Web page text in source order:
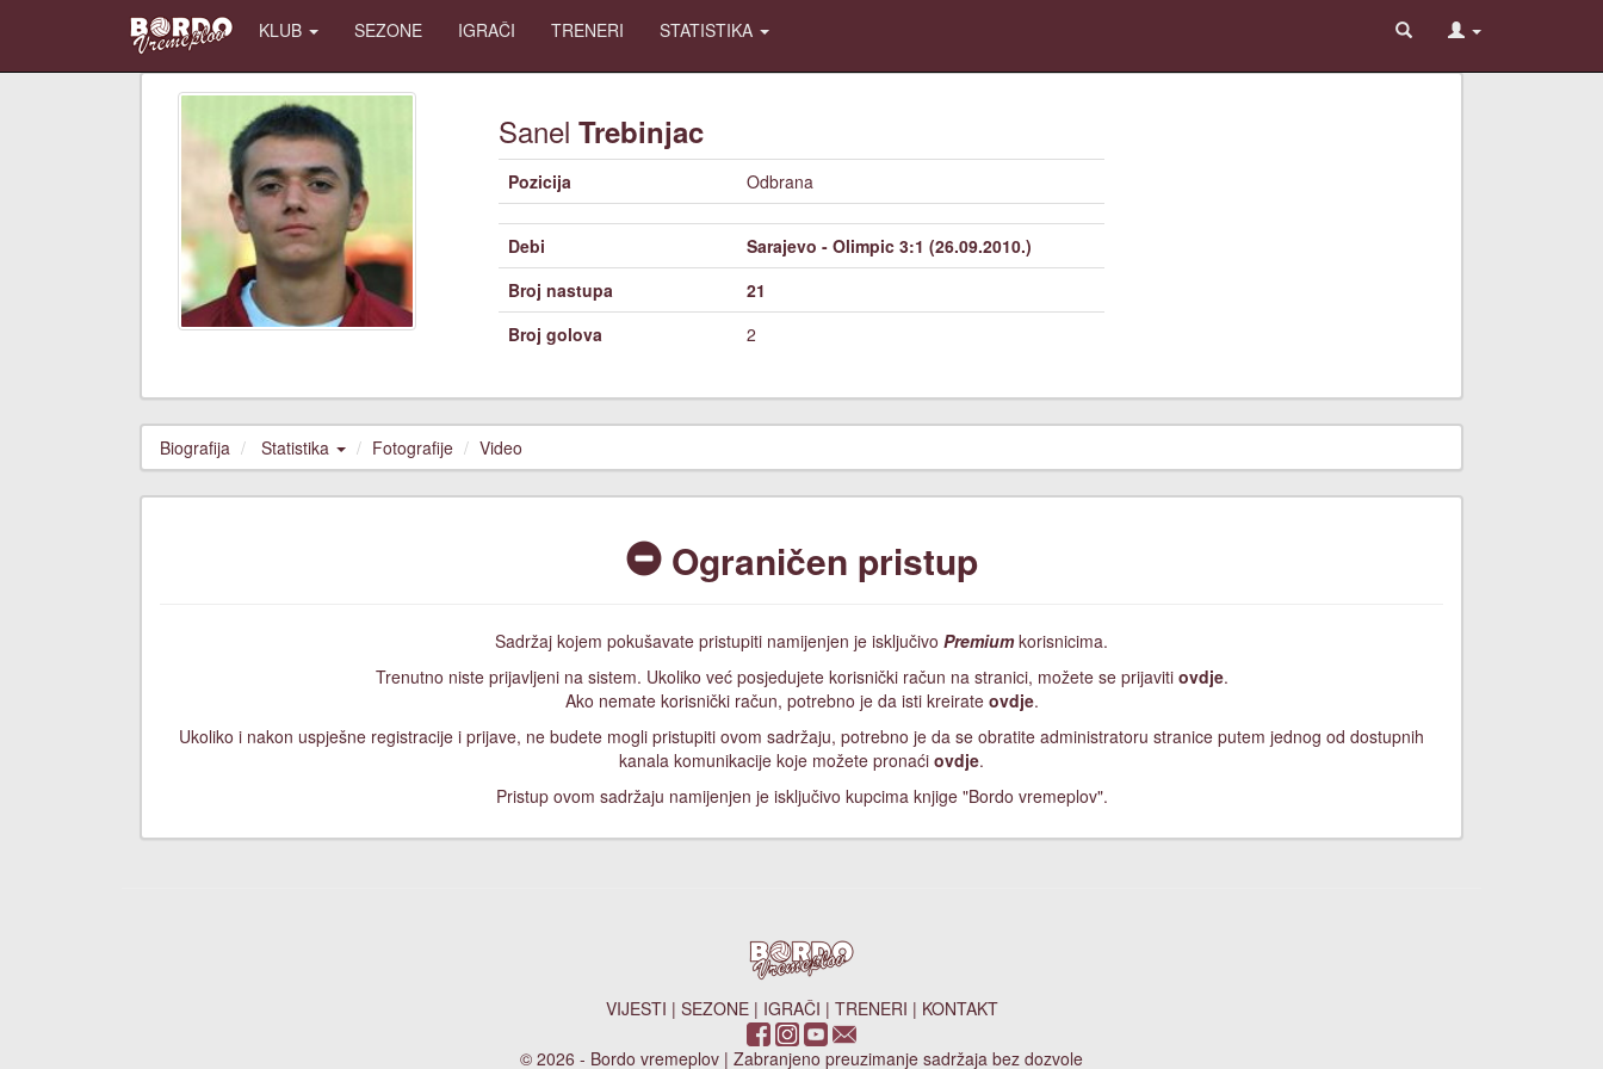
KLUB SEZONE IGRAČI TRENERI STATISTIKA
Sanel Trebinjac
Pozicija Odbrana
Debi
Sarajevo - Olimpic 3:1 (26.09.2010.)
Broj nastupa
21
Broj golova
2
Biografija Statistika Fotografije Video
Ograničen pristup
Sadržaj kojem pokušavate pristupiti namijenjen je isključivo Premiumkorisnicima.
Trenutno niste prijavljeni na sistem. Ukoliko već posjedujete korisnički račun na stranici, možete se prijaviti ovdje.
Ako nemate korisnički račun, potrebno je da isti kreirate ovdje.
Ukoliko i nakon uspješne registracije i prijave, ne budete mogli pristupiti ovom sadržaju, potrebno je da se obratite administratoru stranice putem jednog od dostupnih
kanala komunikacije koje možete pronaći ovdje.
Pristup ovom sadržaju namijenjen je isključivo kupcima knjige "Bordo vremeplov".
VIJESTI | SEZONE| IGRAČI | TRENERI | KONTAKT
© 2026 - Bordo vremeplov | Zabranjeno preuzimanje sadržaja bez dozvole